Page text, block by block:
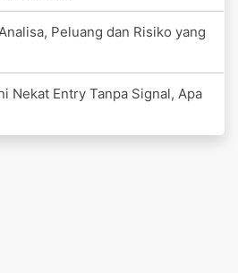
Peluang dan Risiko yang
Nekat Entry Tanpa Signal, Apa